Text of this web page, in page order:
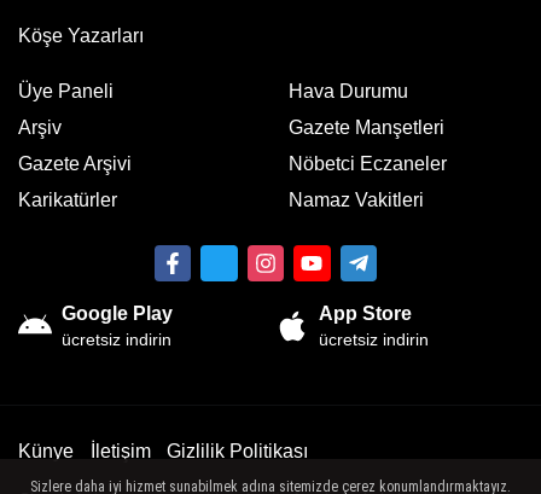
Köşe Yazarları
Üye Paneli
Arşiv
Gazete Arşivi
Karikatürler
Hava Durumu
Gazete Manşetleri
Nöbetci Eczaneler
Namaz Vakitleri
Google Play
ücretsiz indirin
App Store
ücretsiz indirin
Künye İletişim Gizlilik Politikası
Sizlere daha iyi hizmet sunabilmek adına sitemizde çerez konumlandırmaktayız.